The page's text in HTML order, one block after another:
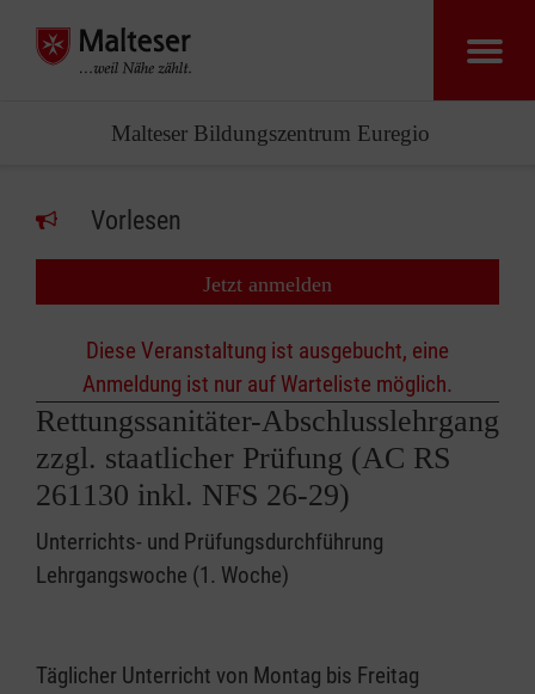
Malteser Bildungszentrum Euregio
Vorlesen
Jetzt anmelden
Diese Veranstaltung ist ausgebucht, eine
Anmeldung ist nur auf Warteliste möglich.
Rettungssanitäter-Abschlusslehrgang
zzgl. staatlicher Prüfung (AC RS
261130 inkl. NFS 26-29)
Unterrichts- und Prüfungsdurchführung
Lehrgangswoche (1. Woche)
Täglicher Unterricht von Montag bis Freitag